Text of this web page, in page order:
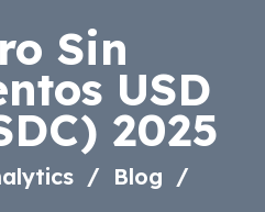
Sin
USD
2025
Blog